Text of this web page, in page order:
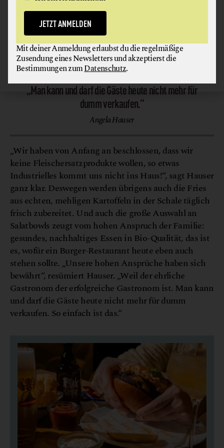
Gouda, einem knackigen Salatblatt, Tomate und einer
himmlischen Aioli seinem Fleischpendant in nichts
nachsteht.
© Ludwig Burger
„Man kann und darf die Gäste heute nicht mehr für
dumm verkaufen.“
Angela Hauser
„Wir haben von Anfang an beschlossen, dass wir
keine Fleischersatzprodukte wollen, so etwas
Industrielles kommt uns nicht ins Haus!“, sagt Hauser
ganz klar. Deswegen werden übrigens auch die Fries
aus echten, mehligen Kartoffeln in der Schale täglich
frisch zubereitet. Und auch die große Auswahl an
Salatbowls zeugt vom hohen Anspruch der Familie:
gesundes, nachhaltiges Essen in Bio-Qualität, das ist
es, wofür ein Burger-Restaurant heute eben auch
stehen sollte. „Unsere hohen Ansprüche haben sich
bewährt“, resümiert Hauser. „Weil der ehrliche
Gastronom der erfolgreiche Gastronom ist. Man kann
und darf die Gäste heute nicht mehr für dumm
verkaufen. So einfach ist das.“
JETZT ANMELDEN
Mit deiner Anmeldung erlaubst du die regelmäßige
Zusendung eines Newsletters und akzeptierst die
Bestimmungen zumDatenschutz.